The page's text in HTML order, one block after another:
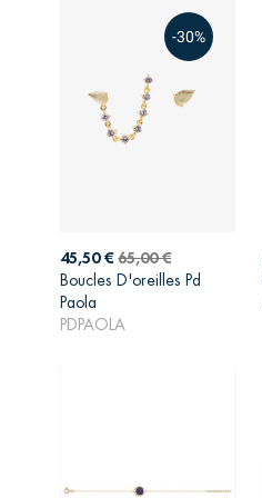
Prix
45,50 €Prix
de
65,00 €
-30%
Boucles D'oreilles Pd
Paola
PDPAOLA
AJOUTER AU